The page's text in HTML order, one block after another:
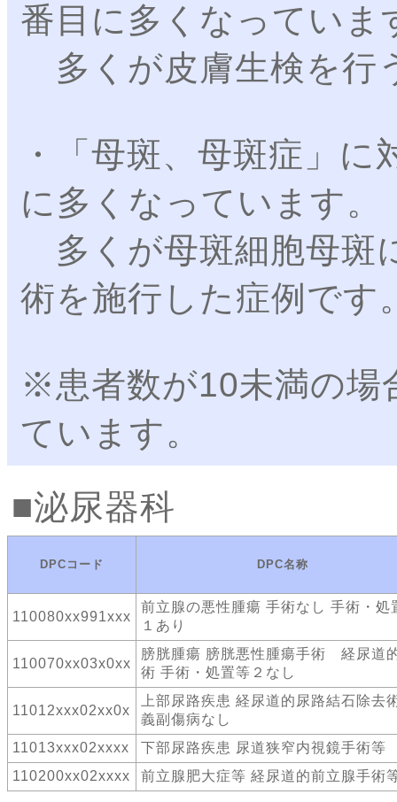
番目に多くなっていま
多くが皮膚生検を行
・「母斑、母斑症」
に多くなっています。
多くが母斑細胞母斑
術を施行した症例です
※患者数が10未満の場
ています。
泌尿器科
DPCコード DPC名称
110080xx991xxx
前立腺の悪性腫瘍 手術なし 手術・処
１あり
110070xx03x0xx
膀胱腫瘍 膀胱悪性腫瘍手術 経尿道
術 手術・処置等２なし
11012xxx02xx0x
上部尿路疾患 経尿道的尿路結石除去
義副傷病なし
11013xxx02xxxx
下部尿路疾患 尿道狭窄内視鏡手術等
110200xx02xxxx
前立腺肥大症等 経尿道的前立腺手術